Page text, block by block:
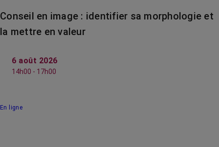
Conseil en image : identifier sa morphologie et
la mettre en valeur
6 août 2026
14h00 - 17h00
En ligne